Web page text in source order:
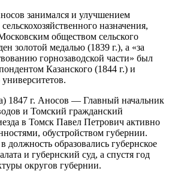
занимался и улучшением
назначения,
обществом сельского
золотой медалью (1839 г.), а «за
горнозаводской части» был
Казанского (1844 г.) и
1847 г. Аносов — Главный начальник
и Томский гражданский
в Томск Павел Петрович активно
обустройством губернии.
должность образовались губернское
и губернский суд, а спустя год
округов губернии.